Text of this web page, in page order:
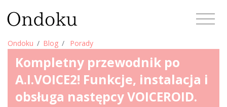
Ondoku Blog Porady
Kompletny przewodnik po
A.I.VOICE2! Funkcje, instalacja i
obsługa następcy VOICEROID.